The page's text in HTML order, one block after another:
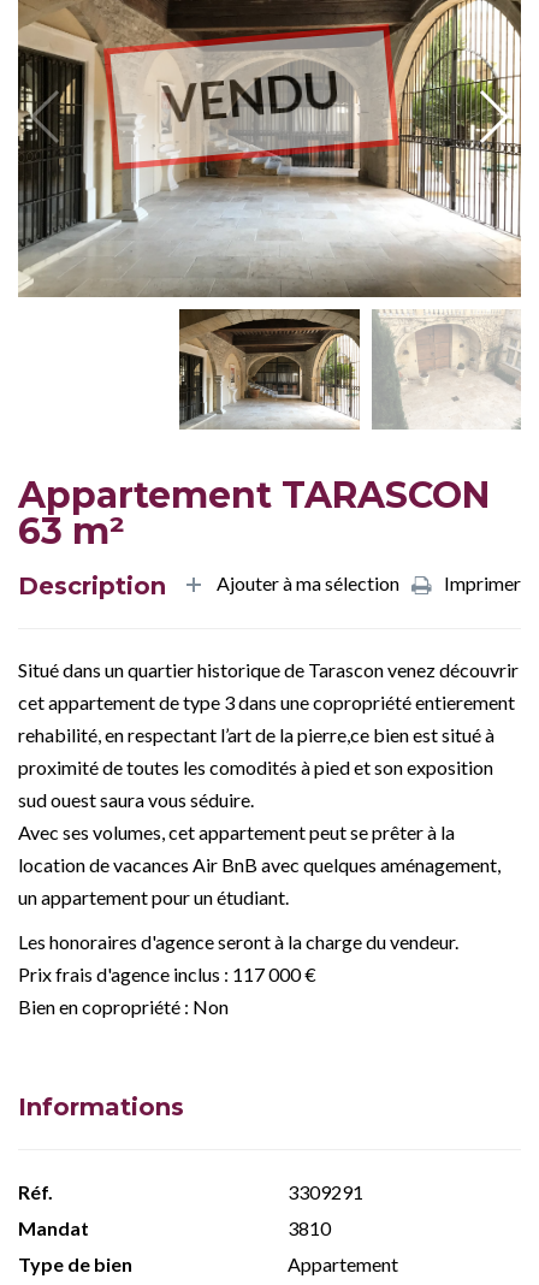
VENDU
Appartement TARASCON
63 m²
Description Imprimer
Ajouter à ma sélection
Situé dans un quartier historique de Tarascon venez découvrir
cet appartement de type 3 dans une copropriété entierement
rehabilité, en respectant l’art de la pierre,ce bien est situé à
proximité de toutes les comodités à pied et son exposition
sud ouest saura vous séduire.
Avec ses volumes, cet appartement peut se prêter à la
location de vacances Air BnB avec quelques aménagement,
un appartement pour un étudiant.
Les honoraires d'agence seront à la charge du vendeur.
Prix frais d'agence inclus : 117 000 €
Bien en copropriété : Non
Informations
Réf.
3309291
Mandat
3810
Type de bien
Appartement